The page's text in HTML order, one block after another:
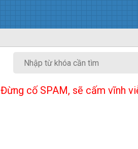
Đừng cố SPAM, sẽ cấm vĩnh